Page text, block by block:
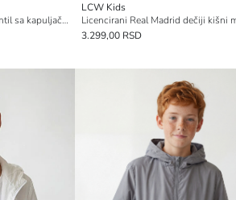
Vodootporni dečiji kišni mantil sa kapuljačom
LCW Kids
Licencirani Real Madrid dečiji kišni
3.299,00 RSD